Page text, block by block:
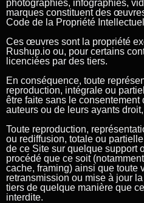
photographies, infographies,
marques constituent des
Code de la Propriété
Ces œuvres sont la propriété
Rushup.io ou, pour certains
licenciées par des tiers.
En conséquence, toute
reproduction, intégrale ou
être faite sans le consentement
auteurs ou de leurs ayants
Toute reproduction,
ou rediffusion, totale ou
de ce Site sur quelque support
procédé que ce soit
cache, framing) ainsi que toute
retransmission ou mise à jour
tiers de quelque manière que
interdite.